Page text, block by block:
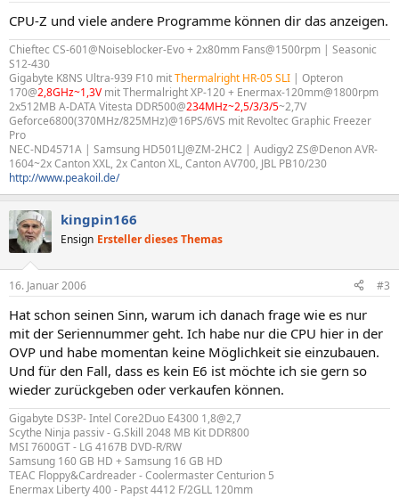
CPU-Z und viele andere Programme können dir das anzeigen.
Chieftec CS-601@Noiseblocker-Evo + 2x80mm Fans@1500rpm | Seasonic
S12-430
Gigabyte K8NS Ultra-939 F10 mitThermalright HR-05 SLI | Opteron
170@2,8GHz~1,3V mit Thermalright XP-120 + Enermax-120mm@1800rpm
2x512MB A-DATA Vitesta DDR500@234MHz~2,5/3/3/5~2,7V
Geforce6800(370MHz/825MHz)@16PS/6VS mit Revoltec Graphic Freezer
Pro
NEC-ND4571A | Samsung HD501LJ@ZM-2HC2 | Audigy2 ZS@Denon AVR-
1604~2x Canton XXL, 2x Canton XL, Canton AV700, JBL PB10/230
http://www.peakoil.de/
kingpin166
Ensign Ersteller dieses Themas
16. Januar 2006 #3
Hat schon seinen Sinn, warum ich danach frage wie es nur
mit der Seriennummer geht. Ich habe nur die CPU hier in der
OVP und habe momentan keine Möglichkeit sie einzubauen.
Und für den Fall, dass es kein E6 ist möchte ich sie gern so
wieder zurückgeben oder verkaufen können.
Gigabyte DS3P- Intel Core2Duo E4300 1,8@2,7
Scythe Ninja passiv - G.Skill 2048 MB Kit DDR800
MSI 7600GT - LG 4167B DVD-R/RW
Samsung 160 GB HD + Samsung 16 GB HD
TEAC Floppy&Cardreader - Coolermaster Centurion 5
Enermax Liberty 400 - Papst 4412 F/2GLL 120mm